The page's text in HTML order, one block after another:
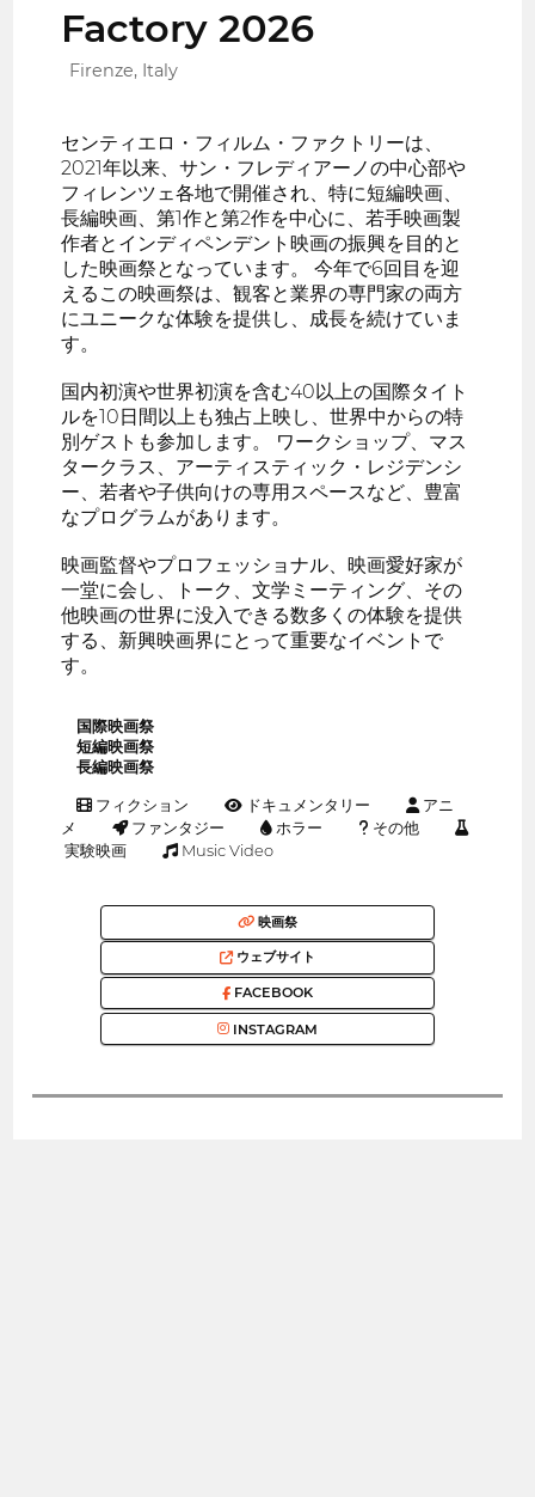
Factory 2026
Firenze, Italy
センティエロ・フィルム・ファクトリーは、
2021年以来、サン・フレディアーノの中心部や
フィレンツェ各地で開催され、特に短編映画、
長編映画、第1作と第2作を中心に、若手映画製
作者とインディペンデント映画の振興を目的と
した映画祭となっています。 今年で6回目を迎
えるこの映画祭は、観客と業界の専門家の両方
にユニークな体験を提供し、成長を続けていま
す。
国内初演や世界初演を含む40以上の国際タイト
ルを10日間以上も独占上映し、世界中からの特
別ゲストも参加します。 ワークショップ、マス
タークラス、アーティスティック・レジデンシ
ー、若者や子供向けの専用スペースなど、豊富
なプログラムがあります。
映画監督やプロフェッショナル、映画愛好家が
一堂に会し、トーク、文学ミーティング、その
他映画の世界に没入できる数多くの体験を提供
する、新興映画界にとって重要なイベントで
す。
国際映画祭
短編映画祭
長編映画祭
フィクション ドキュメンタリー
アニ
メ
ファンタジー ホラー
その他
実験映画
Music Video
映画祭
ウェブサイト
FACEBOOK
INSTAGRAM